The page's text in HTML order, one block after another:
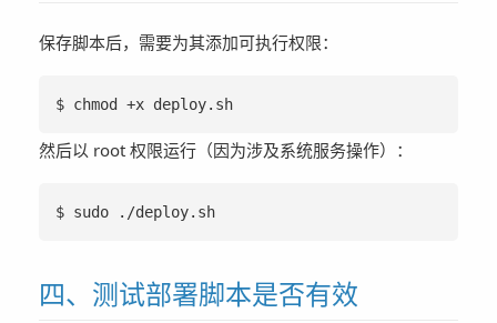
保存脚本后，需要为其添加可执行权限：
$ chmod +x deploy.sh
然后以 root 权限运行（因为涉及系统服务操作）：
$ sudo ./deploy.sh
四、测试部署脚本是否有效